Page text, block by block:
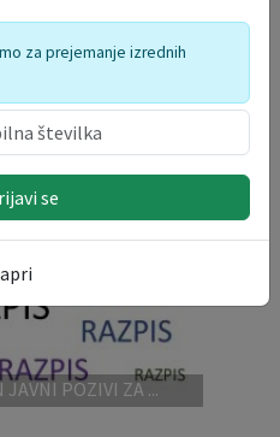
POZIVI ZA ...
za prejemanje izrednih
se